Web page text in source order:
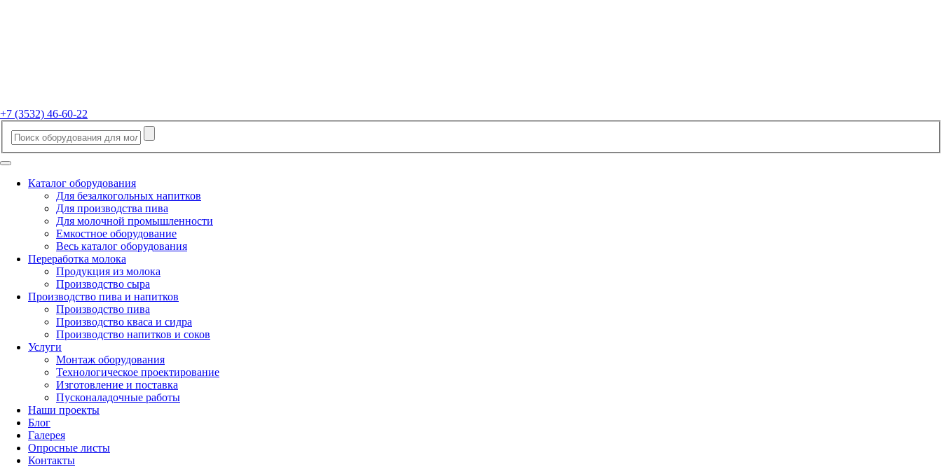
+7 (3532) 46-60-22
Каталог оборудования
Для безалкогольных напитков
Для производства пива
Для молочной промышленности
Емкостное оборудование
Весь каталог оборудования
Переработка молока
Продукция из молока
Производство сыра
Производство пива и напитков
Производство пива
Производство кваса и сидра
Производство напитков и соков
Услуги
Монтаж оборудования
Технологическое проектирование
Изготовление и поставка
Пусконаладочные работы
Наши проекты
Блог
Галерея
Опросные листы
Контакты